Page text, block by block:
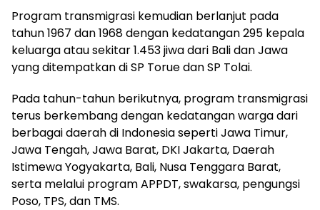
Program transmigrasi kemudian berlanjut pada
tahun 1967 dan 1968 dengan kedatangan 295 kepala
keluarga atau sekitar 1.453 jiwa dari Bali dan Jawa
yang ditempatkan di SP Torue dan SP Tolai.
Pada tahun-tahun berikutnya, program transmigrasi
terus berkembang dengan kedatangan warga dari
berbagai daerah di Indonesia seperti Jawa Timur,
Jawa Tengah, Jawa Barat, DKI Jakarta, Daerah
Istimewa Yogyakarta, Bali, Nusa Tenggara Barat,
serta melalui program APPDT, swakarsa, pengungsi
Poso, TPS, dan TMS.